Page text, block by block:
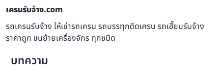
เครนรับจ้าง.com
รถเครนรับจ้าง ให้เช่ารถเครน รถบรรทุกติดเครน รถเฮี๊ยบรับจ้าง
ราคาถูก ขนย้ายเครื่องจักร ทุกชนิด
บทความ